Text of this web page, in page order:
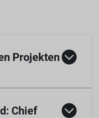
Projekten
Chief